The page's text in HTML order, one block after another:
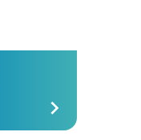
chevron_right